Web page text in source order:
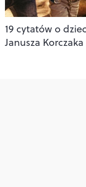
19 cytatów o
Janusza Korczaka